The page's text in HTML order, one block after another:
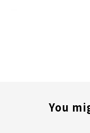
You